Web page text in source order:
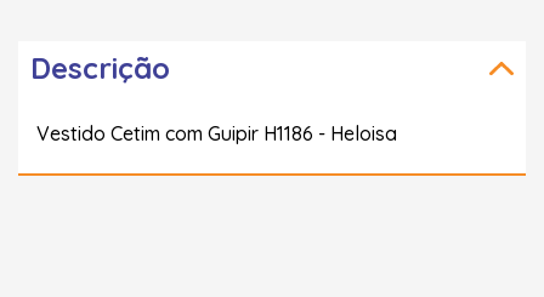
Descrição
Vestido Cetim com Guipir H1186 - Heloisa